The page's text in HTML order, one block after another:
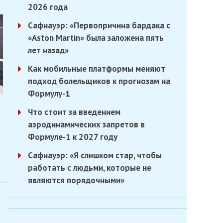
2026 года
Сафнауэр: «Первопричина бардака с
«Aston Martin» была заложена пять
лет назад»
Как мобильные платформы меняют
подход болельщиков к прогнозам на
Формулу-1
Что стоит за введением
аэродинамических запретов в
Формуле-1 к 2027 году
Сафнауэр: «Я слишком стар, чтобы
работать с людьми, которые не
являются порядочными»